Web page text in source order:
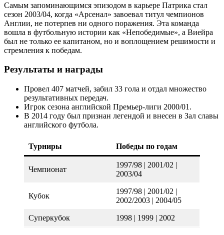
Самым запоминающимся эпизодом в карьере Патрика стал
сезон 2003/04, когда «Арсенал» завоевал титул чемпионов
Англии, не потерпев ни одного поражения. Эта команда
вошла в футбольную истории как «Непобедимые», а Виейра
был не только ее капитаном, но и воплощением решимости и
стремления к победам.
Результаты и награды
Провел 407 матчей, забил 33 гола и отдал множество
результативных передач.
Игрок сезона английской Премьер-лиги 2000/01.
В 2014 году был признан легендой и внесен в Зал славы
английского футбола.
Турниры Победы по годам
Чемпионат
1997/98 | 2001/02 |
2003/04
Кубок
1997/98 | 2001/02 |
2002/2003 | 2004/05
Суперкубок 1998 | 1999 | 2002